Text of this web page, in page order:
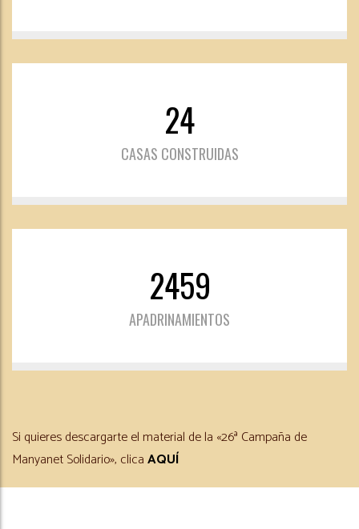
24
CASAS CONSTRUIDAS
2459
APADRINAMIENTOS
Si quieres descargarte el material de la «26ª Campaña de
Manyanet Solidario», clicaAQUÍ